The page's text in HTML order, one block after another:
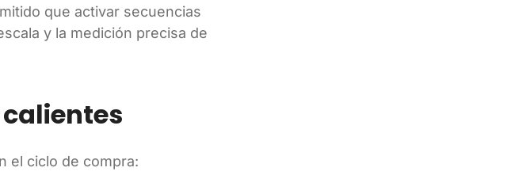
que activar secuencias
y la medición precisa de
el ciclo de compra: